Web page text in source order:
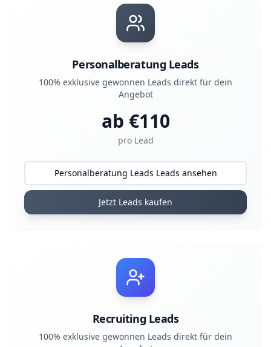
Personalberatung Leads
100% exklusive gewonnen Leads direkt für dein
Angebot
ab €110
pro Lead
Personalberatung Leads Leads ansehen
Jetzt Leads kaufen
Recruiting Leads
100% exklusive gewonnen Leads direkt für dein